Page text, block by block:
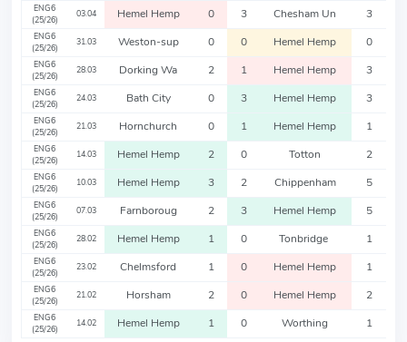
ENG6
(25/26)
03.04 Hemel Hemp 0 3 Chesham Un 3
ENG6
(25/26)
31.03 Weston-sup 0 0 Hemel Hemp 0
ENG6
(25/26)
28.03 Dorking Wa 2 1 Hemel Hemp 3
ENG6
(25/26)
24.03 Bath City 0 3 Hemel Hemp 3
ENG6
(25/26)
21.03 Hornchurch 0 1 Hemel Hemp 1
ENG6
(25/26)
14.03 Hemel Hemp 2 0 Totton 2
ENG6
(25/26)
10.03 Hemel Hemp 3 2 Chippenham 5
ENG6
(25/26)
07.03 Farnboroug 2 3 Hemel Hemp 5
ENG6
(25/26)
28.02 Hemel Hemp 1 0 Tonbridge 1
ENG6
(25/26)
23.02 Chelmsford 1 0 Hemel Hemp 1
ENG6
(25/26)
21.02 Horsham 2 0 Hemel Hemp 2
ENG6
(25/26)
14.02 Hemel Hemp 1 0 Worthing 1